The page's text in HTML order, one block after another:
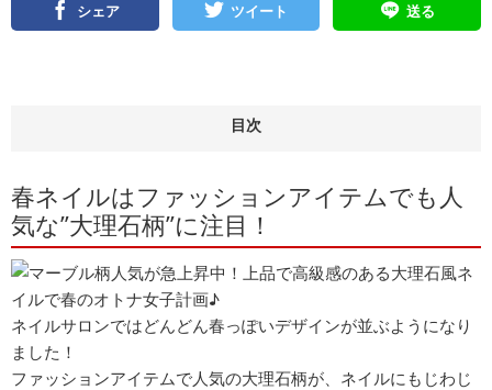
シェア ツイート 送る
目次
春ネイルはファッションアイテムでも人
気な”大理石柄”に注目！
ネイルサロンではどんどん春っぽいデザインが並ぶようになり
ました！
ファッションアイテムで人気の大理石柄が、ネイルにもじわじ